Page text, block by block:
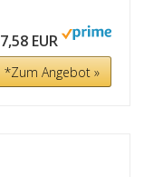
7,58 EUR
*Zum Angebot »